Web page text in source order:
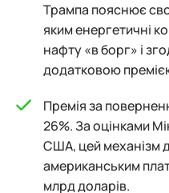
Трампа пояснює
яким енергетичні
нафту «в борг» і
додатковою
Премія за
26%. За оцінками
США, цей механізм
американським
млрд доларів.